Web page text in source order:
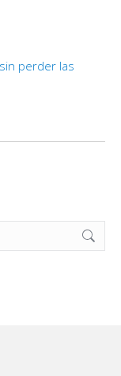
perder las